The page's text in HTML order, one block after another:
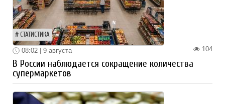
СТАТИСТИКА
104
08:02 | 9 августа
В России наблюдается сокращение количества
супермаркетов